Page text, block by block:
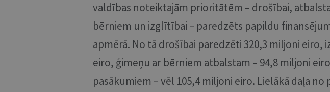
valdības noteiktajām prioritātēm – drošībai,
bērniem un izglītībai – paredzēts papildu
apmērā. No tā drošībai paredzēti 320,3 miljoni eiro,
eiro, ģimeņu ar bērniem atbalstam – 94,8 miljoni
pasākumiem – vēl 105,4 miljoni eiro. Lielākā daļa